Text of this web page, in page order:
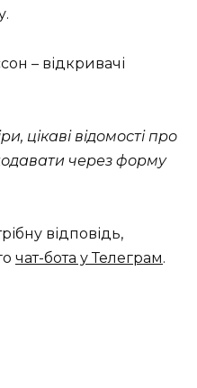
– відкривачі
цікаві відомості про
через форму
відповідь,
чат-бота у Телеграм.